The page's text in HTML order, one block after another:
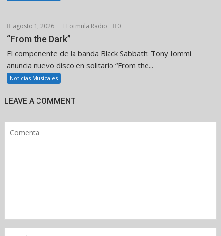
agosto 1, 2026 Formula Radio 0
“From the Dark”
El componente de la banda Black Sabbath: Tony Iommi
anuncia nuevo disco en solitario “From the...
Noticias Musicales
LEAVE A COMMENT